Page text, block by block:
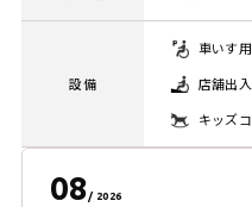
設備
車いす
店舗出
キッズ
08 2026